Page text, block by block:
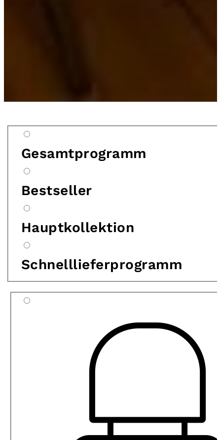
Gesamtprogramm
Bestseller
Hauptkollektion
Schnelllieferprogramm